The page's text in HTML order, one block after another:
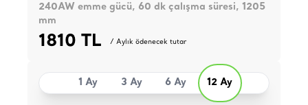
240AW emme gücü, 60 dk çalışma süresi, 1205
mm
1810 TL / Aylık ödenecek tutar
1 Ay 3 Ay 6 Ay 12 Ay